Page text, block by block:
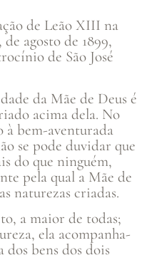
de Leão XIII na
agosto de 1899,
de São José
da Mãe de Deus é
acima dela. No
à bem-aventurada
se pode duvidar que
do que ninguém,
pela qual a Mãe de
naturezas criadas.
a maior de todas;
ela acompanha-
dos bens dos dois